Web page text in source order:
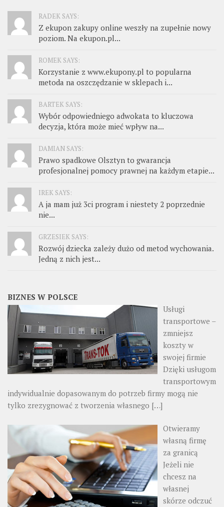
RADEK SAYS:
Z ekupon zakupy online weszły na zupełnie nowy
poziom. Na ekupon.pl...
ROMEK SAYS:
Korzystanie z www.ekupony.pl to popularna
metoda na oszczędzanie w sklepach i...
BARTEK SAYS:
Wybór odpowiedniego adwokata to kluczowa
decyzja, która może mieć wpływ na...
DAMIAN SAYS:
Prawo spadkowe Olsztyn to gwarancja
profesjonalnej pomocy prawnej na każdym etapie...
IREK SAYS:
A ja mam już 3ci program i niestety 2 poprzednie
nie...
GRZESIEK SAYS:
Rozwój dziecka zależy dużo od metod wychowania.
Jedną z nich jest...
BIZNES W POLSCE
Usługi
transportowe –
zmniejsz
koszty w
swojej firmie
Dzięki usługom
transportowym
indywidualnie dopasowanym do potrzeb firmy mogą nie
tylko zrezygnować z tworzenia własnego […]
Otwieramy
własną firmę
za granicą
Jeżeli nie
chcesz na
własnej
skórze odczuć